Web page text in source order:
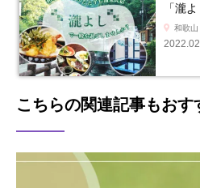
「瀧
和歌山
こちらの関連記事もおす